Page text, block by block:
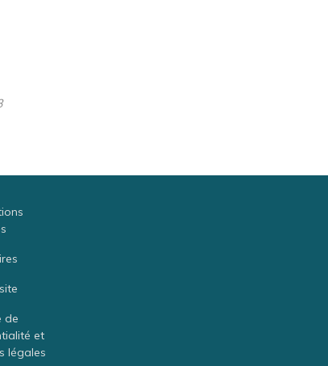
de
et
légales